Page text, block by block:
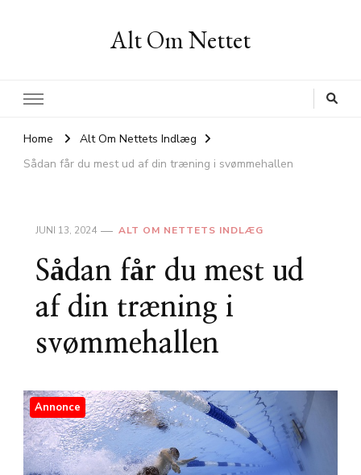
Alt Om Nettet
Home
Alt Om Nettets Indlæg
Sådan får du mest ud af din træning i svømmehallen
JUNI 13, 2024 ALT OM NETTETS INDLÆG
Sådan får du mest ud
af din træning i
svømmehallen
Annonce